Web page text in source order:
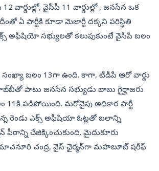
వార్డుల్లో, వైసీపీ 11 వార్డుల్లో , జ‌న‌సేన ఒక
ఏ పార్టీకి కూడా మెజార్టీ ద‌క్క‌ని ప‌రిస్థితి
అఫీషియో స‌భ్యుల‌తో క‌లుపుకుంటే వైసీపీ బ‌లం
సంఖ్యా బ‌లం 13గా ఉంది. కాగా, టీడీపీ ఆరో వార్డు
పాటు జ‌న‌సేన స‌భ్యుడు బాబు గైర్హాజ‌రు
11కి ప‌డిపోయింది. మ‌రోవైపు అధికార పార్టీ
రెండు ఎక్స్‌ అఫీషియా ఓట్లతో బలాన్ని
పీఠాన్ని చేజిక్కించుకుంది. మైదుకూరు
చంద్ర, వైస్ ఛైర్మన్‌గా మహబూబ్ షరీఫ్